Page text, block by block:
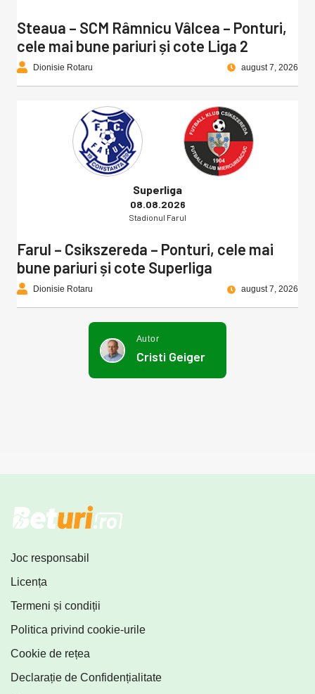
Steaua – SCM Râmnicu Vâlcea – Ponturi,
cele mai bune pariuri și cote Liga 2
Dionisie Rotaru august 7, 2026
Superliga
08.08.2026
Stadionul Farul
Farul – Csikszereda – Ponturi, cele mai
bune pariuri și cote Superliga
Dionisie Rotaru august 7, 2026
Autor
Cristi Geiger
Joc responsabil
Licența
Termeni și condiții
Politica privind cookie-urile
Cookie de rețea
Declarație de Confidențialitate